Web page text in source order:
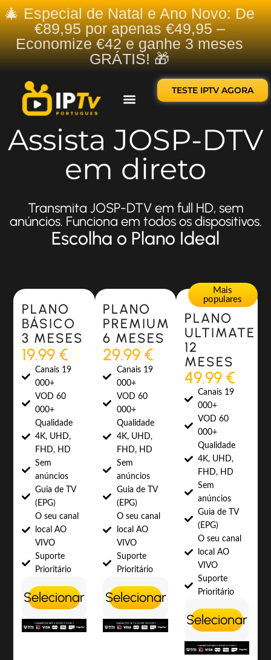
🎄 Especial de Natal e Ano Novo: De
€89,95 por apenas €49,95 –
Economize €42 e ganhe 3 meses
GRÁTIS! 🎁
TESTE IPTV AGORA
Assista JOSP-DTV
em direto
Transmita JOSP-DTV em full HD, sem
anúncios. Funciona em todos os dispositivos.
Escolha o Plano Ideal
Most Popular
PLANO
BÁSICO
3 MESES
19.99 €
Canais 19
000+
VOD 60
000+
Qualidade
4K, UHD,
FHD, HD
Sem
anúncios
Guia de TV
(EPG)
O seu canal
local AO
VIVO
Suporte
Prioritário
Selecionar
Most Popular
PLANO
PREMIUM
6 MESES
29.99 €
Canais 19
000+
VOD 60
000+
Qualidade
4K, UHD,
FHD, HD
Sem
anúncios
Guia de TV
(EPG)
O seu canal
local AO
VIVO
Suporte
Prioritário
Selecionar
Mais
populares
PLANO
ULTIMATE
12
MESES
49.99 €
Canais 19
000+
VOD 60
000+
Qualidade
4K, UHD,
FHD, HD
Sem
anúncios
Guia de TV
(EPG)
O seu canal
local AO
VIVO
Suporte
Prioritário
Selecionar